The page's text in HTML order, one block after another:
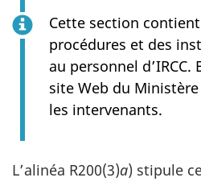
Cette section
procédures et des
au personnel
site Web du
les intervenants.
L’alinéa R200(3)a) stipule